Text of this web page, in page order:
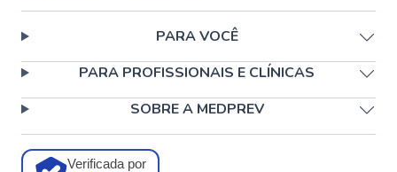
PARA VOCÊ
PARA PROFISSIONAIS E CLÍNICAS
SOBRE A MEDPREV
Verificada por